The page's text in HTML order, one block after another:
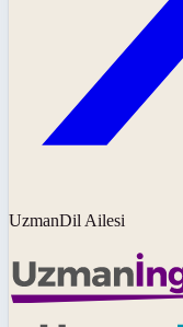
UzmanDil Ailesi